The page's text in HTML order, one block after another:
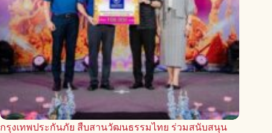
กรุงเทพประกันภัย สืบสานวัฒนธรรมไทย ร่วมสนับสนุน